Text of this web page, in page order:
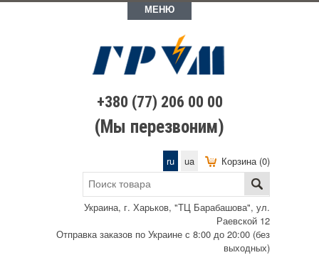
МЕНЮ
+380 (77) 206 00 00
(Мы перезвоним)
Корзина (0)
ru ua
Украина, г. Харьков, "ТЦ Барабашова", ул.
Раевской 12
Отправка заказов по Украине с 8:00 до 20:00 (без
выходных)